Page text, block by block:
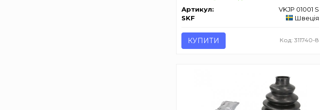
Артикул:
VKJP 01001 S
SKF
Швеція
КУПИТИ Код: 311740-8